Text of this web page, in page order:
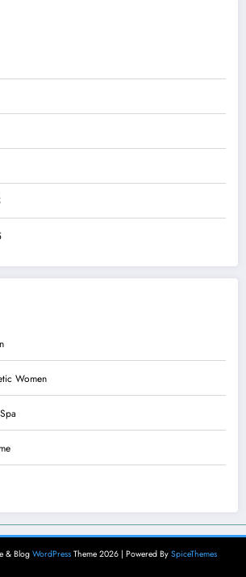
Women
& Blog WordPress Theme 2026 | Powered By SpiceThemes